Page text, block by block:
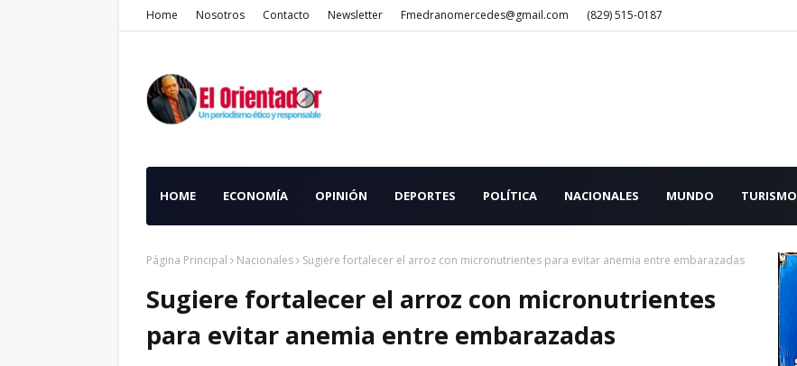
Home Nosotros Contacto Newsletter Fmedranomercedes@gmail.com (829) 515-0187
HOME ECONOMÍA OPINIÓN DEPORTES POLÍTICA NACIONALES MUNDO TURISMO
Página Principal Nacionales Sugiere fortalecer el arroz con micronutrientes para evitar anemia entre embarazadas
Sugiere fortalecer el arroz con micronutrientes
para evitar anemia entre embarazadas